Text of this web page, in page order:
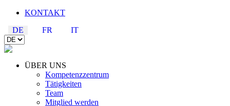
KONTAKT
DE
FR IT
ÜBER UNS
Kompetenzzentrum
Tätigkeiten
Team
Mitglied werden